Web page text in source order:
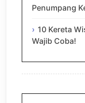
Penumpang
10 Kereta
Wajib Coba!